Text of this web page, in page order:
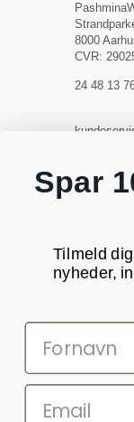
8000
CVR:
24 48 13
Spar
Tilmeld
nyheder,